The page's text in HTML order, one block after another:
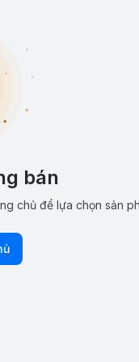
bán
chủ để lựa chọn sản